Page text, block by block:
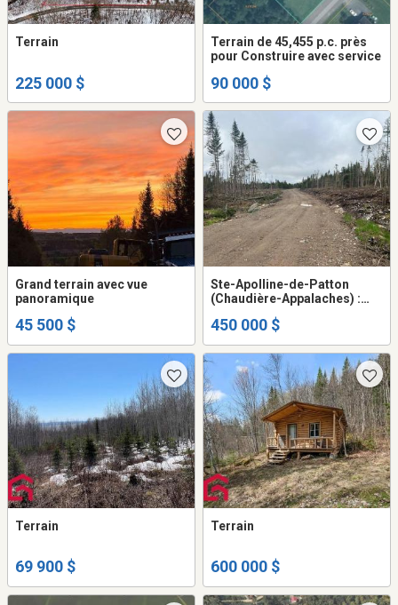
Terrain
225 000 $
Terrain de 45,455 p.c. près
pour Construire avec service
90 000 $
Grand terrain avec vue
panoramique
45 500 $
Ste-Apolline-de-Patton
(Chaudière-Appalaches) :
vaste territoire de chasse,
450 000 $
Terrain
69 900 $
Terrain
600 000 $